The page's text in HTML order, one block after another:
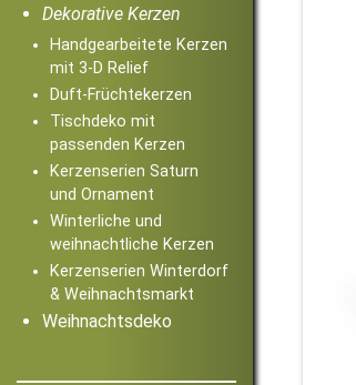
Dekorative Kerzen
Handgearbeitete Kerzen
mit 3-D Relief
Duft-Früchtekerzen
Tischdeko mit
passenden Kerzen
Kerzenserien Saturn
und Ornament
Winterliche und
weihnachtliche Kerzen
Kerzenserien Winterdorf
& Weihnachtsmarkt
Weihnachtsdeko